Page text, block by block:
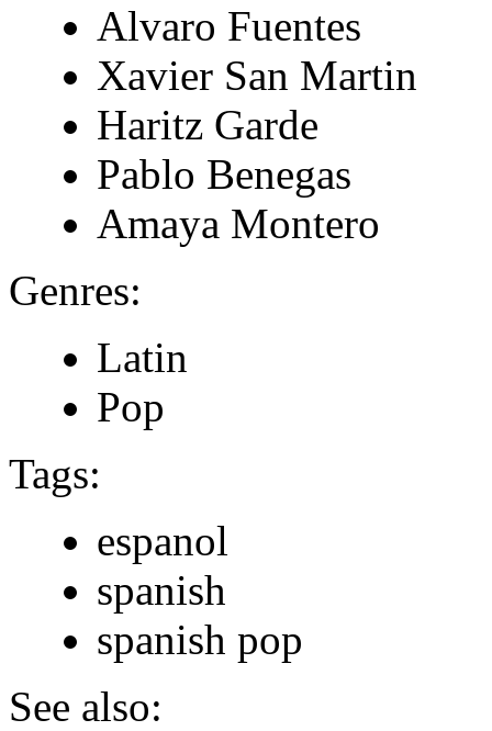
Alvaro Fuentes
Xavier San Martin
Haritz Garde
Pablo Benegas
Amaya Montero
Genres:
Latin
Pop
Tags:
espanol
spanish
spanish pop
See also: